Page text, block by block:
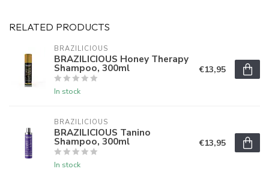
RELATED PRODUCTS
BRAZILICIOUS
BRAZILICIOUS Honey Therapy
Shampoo, 300ml
In stock
€13,95
BRAZILICIOUS
BRAZILICIOUS Tanino
Shampoo, 300ml
In stock
€13,95